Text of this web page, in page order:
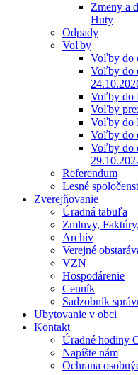
Zmeny a
Huty
Odpady
Voľby
Voľby do
Voľby do
Voľby do
Voľby
Voľby do
Voľby do
Voľby do
Referendum
Lesné
Zverejňovanie
Úradná tabuľa
Zmluvy,
Archív
Verejné
VZN
Hospodárenie
Cenník
Sadzobník
Ubytovanie v obci
Kontakt
Úradné hodiny
Napíšte nám
Ochrana